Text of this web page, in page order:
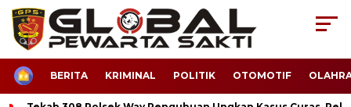
HOMEBERITA KRIMINAL POLITIK OTOMOTIF